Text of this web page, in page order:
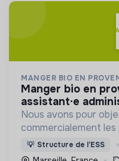
MANGER BIO EN
manger bio en provence recrute : un·e
assistant·e
Nous avons pour
commercialement
transformateurs BIO
collectivités afin
💡 Structure de l’ESS